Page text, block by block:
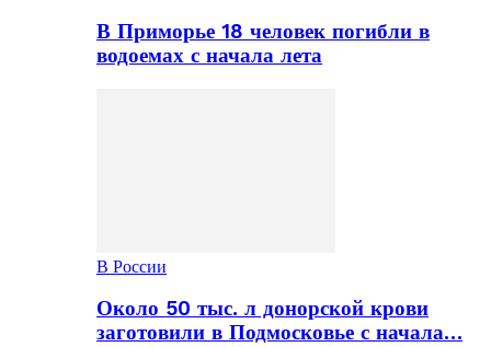
В Приморье 18 человек погибли в
водоемах с начала лета
В России
Около 50 тыс. л донорской крови
заготовили в Подмосковье с начала…